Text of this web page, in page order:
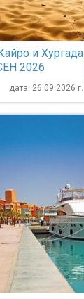
и Хургада
2026
дата: 26.09.2026 г.